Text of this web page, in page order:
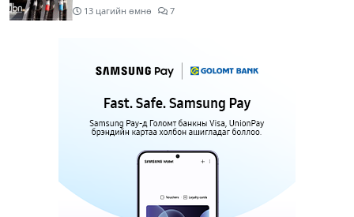
13 цагийн өмнө 7
ШТС-ууд хязгаарлалтгүйгээр шатахуун олгох
боломжоор хангана
Н.Шинэцэцэгийг хохироосон гэх хэргийг шүүхэд
13 цагийн өмнө 3
АҮЭБЯ: Шатахууныг 50 мянган төгрөгт олгож